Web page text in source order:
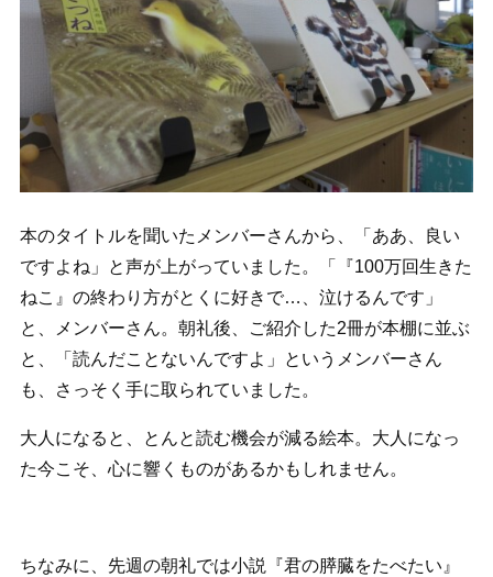
本のタイトルを聞いたメンバーさんから、「ああ、良い
ですよね」と声が上がっていました。「『100万回生きた
ねこ』の終わり方がとくに好きで…、泣けるんです」
と、メンバーさん。朝礼後、ご紹介した2冊が本棚に並ぶ
と、「読んだことないんですよ」というメンバーさん
も、さっそく手に取られていました。
大人になると、とんと読む機会が減る絵本。大人になっ
た今こそ、心に響くものがあるかもしれません。
ちなみに、先週の朝礼では小説『君の膵臓をたべたい』